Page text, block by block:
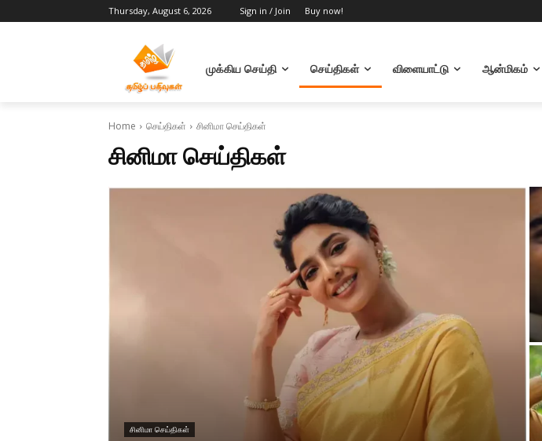
Thursday, August 6, 2026 Sign in / Join Buy now!
முக்கிய செய்தி செய்திகள் விளையாட்டு ஆன்மிகம்
Home செய்திகள் சினிமா செய்திகள்
சினிமா செய்திகள்
சினிமா செய்திகள்